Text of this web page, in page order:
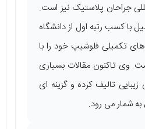
جراحان پلاستیک نیز است.
با کسب رتبه اول از دانشگاه
تکمیلی فلوشیپ خود را با
وی تاکنون مقالات بسیاری
تالیف کرده و گزینه ‌ای
شمار می ‌رود.